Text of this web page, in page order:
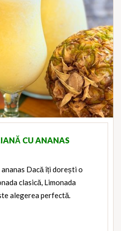
CU ANANAS
Dacă îți dorești o
clasică, Limonada
alegerea perfectă.